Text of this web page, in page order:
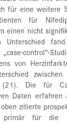
für eine weitere
für
einen nicht
Unterschied
control“-
von
(21). Die für
Daten erfahren
zitierte
für die